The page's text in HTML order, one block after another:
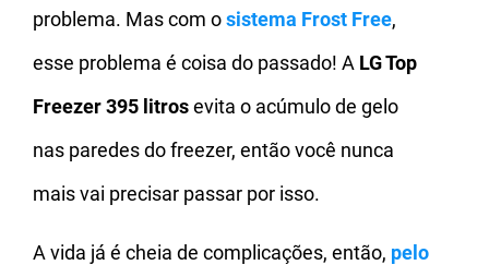
problema. Mas com osistema Frost Free,
esse problema é coisa do passado! A LG Top
Freezer 395 litrosevita o acúmulo de gelo
nas paredes do freezer, então você nunca
mais vai precisar passar por isso.
A vida já é cheia de complicações, então, pelo